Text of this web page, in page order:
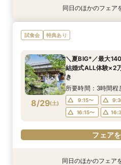
8/28(金)
フォトウェディング
11:00〜
フェアを
8/28(金)
【オンライン60分
ん相談会
12:00〜
フェアを
特典あり
8/28(金)
【平日限定】“お
んしん相談会×特選
11:00〜
フェアを
同日のほかのフェア
試食会 特典あり
8/29(土)
＼夏BIG*／最大
結婚式ALL体験×2
き
所要時間：3時間程
9:15〜
16:15〜
フェア
特典あり
特典あり
特典あり同日のほかのフェア